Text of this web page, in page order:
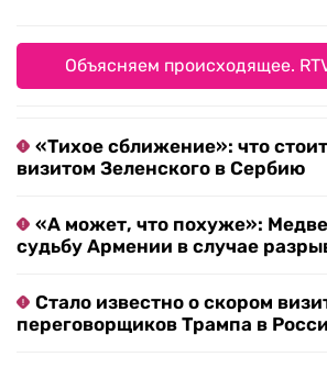
Объясняем происходящее.
«Тихое сближение»: что
визитом Зеленского в Сербию
«А может, что похуже»:
судьбу Армении в случае
Стало известно о скором
переговорщиков Трампа в